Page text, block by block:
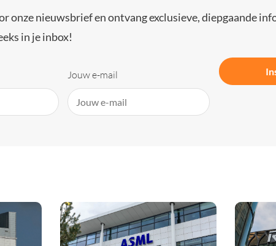
onze nieuwsbrief en ontvang exclusieve, diepgaande
in je inbox!
Jouw e-mail